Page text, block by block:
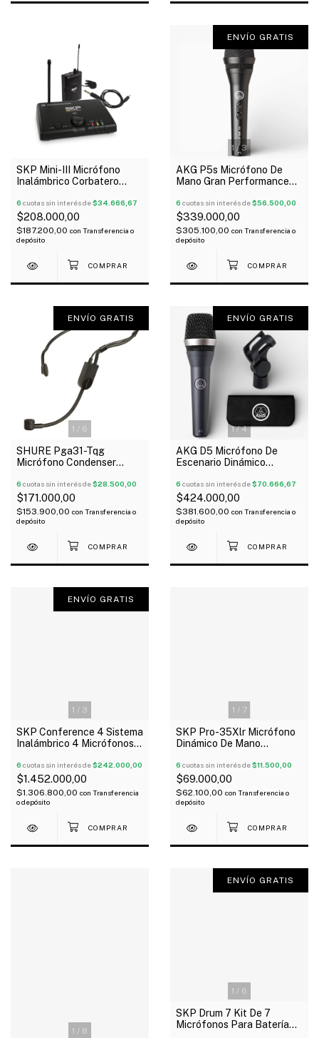
SKP Mini-III Micrófono
Inalámbrico Corbatero
6 cuotas sin interés de$34.666,67
$208.000,00
$187.200,00 con Transferencia o
depósito
1 /3
ENVÍO GRATIS
AKG P5s Micrófono De
Mano Gran Performance
Oferta!
6 cuotas sin interés de$56.500,00
$339.000,00
$305.100,00 con Transferencia o
depósito
1 / 6
ENVÍO GRATIS
SHURE Pga31-Tqg
Micrófono Condenser
Taf4
6 cuotas sin interés de$28.500,00
$171.000,00
$153.900,00 con Transferencia o
depósito
1/4
ENVÍO GRATIS
AKG D5 Micrófono De
Escenario Dinámico
6 cuotas sin interés de$70.666,67
$424.000,00
$381.600,00 con Transferencia o
depósito
1 / 3
ENVÍO GRATIS
SKP Conference 4 Sistema
Inalámbrico 4 Micrófonos
6 cuotas sin interés de$242.000,00
$1.452.000,00
$1.306.800,00 con Transferencia
o depósito
1 / 7
SKP Pro-35Xlr Micrófono
Dinámico De Mano
Cable
6 cuotas sin interés de$11.500,00
$69.000,00
$62.100,00 con Transferencia o
depósito
1 / 8
1 / 6
ENVÍO GRATIS
SKP Drum 7 Kit De 7
Micrófonos Para Batería